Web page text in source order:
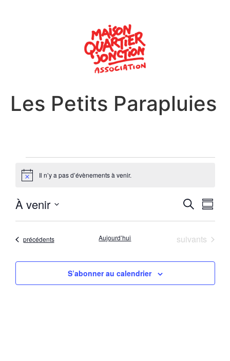
Les Petits Parapluies
Notice Il n’y a pas d’évènements à venir.
et
de
vues
Recherche
de
À venir
la
Évènements
précédents Aujourd’hui Évènements
suivants
S’abonner au calendrier